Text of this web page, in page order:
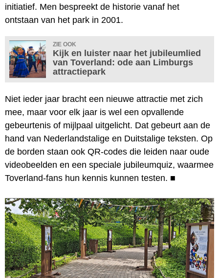
initiatief. Men bespreekt de historie vanaf het
ontstaan van het park in 2001.
ZIE OOK
Kijk en luister naar het jubileumlied
van Toverland: ode aan Limburgs
attractiepark
Niet ieder jaar bracht een nieuwe attractie met zich
mee, maar voor elk jaar is wel een opvallende
gebeurtenis of mijlpaal uitgelicht. Dat gebeurt aan de
hand van Nederlandstalige en Duitstalige teksten. Op
de borden staan ook QR-codes die leiden naar oude
videobeelden en een speciale jubileumquiz, waarmee
Toverland-fans hun kennis kunnen testen. ■